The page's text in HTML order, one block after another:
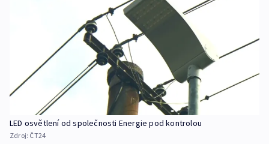
LED osvětlení od společnosti Energie pod kontrolou
Zdroj: ČT24